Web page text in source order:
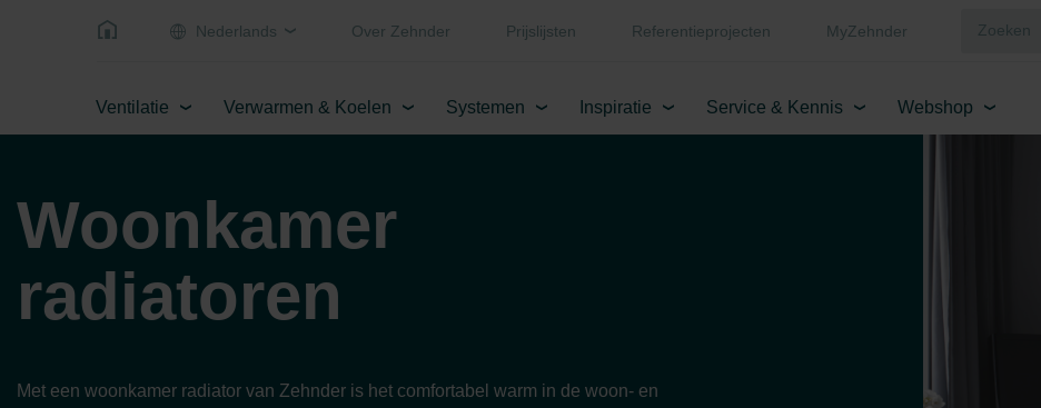
Nederlands Over Zehnder Prijslijsten Referentieprojecten MyZehnder
Ventilatie Verwarmen & Koelen Systemen Inspiratie Service & Kennis Webshop
Woonkamer
radiatoren
Met een woonkamer radiator van Zehnder is het comfortabel warm in de woon- en